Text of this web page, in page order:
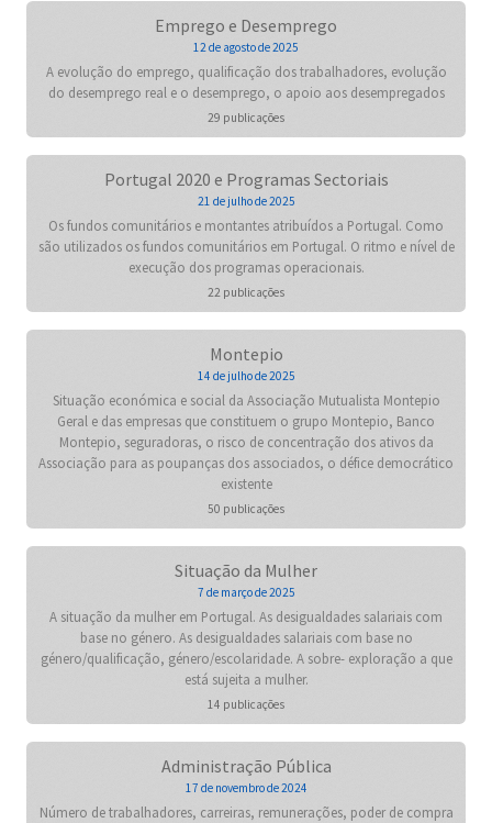
Emprego e Desemprego
12 de agosto de 2025
A evolução do emprego, qualificação dos trabalhadores, evolução
do desemprego real e o desemprego, o apoio aos desempregados
29 publicações
Portugal 2020 e Programas Sectoriais
21 de julho de 2025
Os fundos comunitários e montantes atribuídos a Portugal. Como
são utilizados os fundos comunitários em Portugal. O ritmo e nível de
execução dos programas operacionais.
22 publicações
Montepio
14 de julho de 2025
Situação económica e social da Associação Mutualista Montepio
Geral e das empresas que constituem o grupo Montepio, Banco
Montepio, seguradoras, o risco de concentração dos ativos da
Associação para as poupanças dos associados, o défice democrático
existente
50 publicações
Situação da Mulher
7 de março de 2025
A situação da mulher em Portugal. As desigualdades salariais com
base no género. As desigualdades salariais com base no
género/qualificação, género/escolaridade. A sobre- exploração a que
está sujeita a mulher.
14 publicações
Administração Pública
17 de novembro de 2024
Número de trabalhadores, carreiras, remunerações, poder de compra